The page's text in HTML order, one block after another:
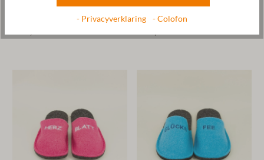
Happy *TRAUM FRAU* Happy *Sweet - Heart*
- Privacyverklaring - Colofon